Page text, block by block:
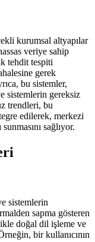
kurumsal altyapılar
veriye sahip
tehdit tespiti
gerek
bu sistemler,
sistemlerin gereksiz
trendleri, bu
edilerek, merkezi
sağlıyor.
sistemlerin
sapma gösteren
doğal dil işleme ve
bir kullanıcının